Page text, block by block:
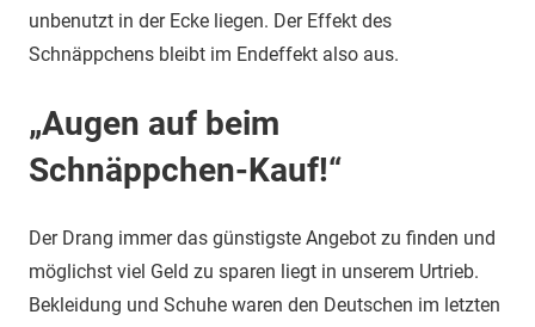
unbenutzt in der Ecke liegen. Der Effekt des
Schnäppchens bleibt im Endeffekt also aus.
„Augen auf beim
Schnäppchen-Kauf!“
Der Drang immer das günstigste Angebot zu finden und
möglichst viel Geld zu sparen liegt in unserem Urtrieb.
Bekleidung und Schuhe waren den Deutschen im letzten